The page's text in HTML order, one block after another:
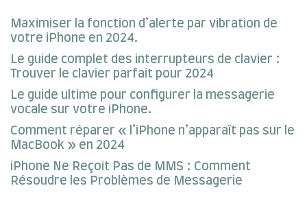
Maximiser la fonction d’alerte par vibration de
votre iPhone en 2024.
Le guide complet des interrupteurs de clavier :
Trouver le clavier parfait pour 2024
Le guide ultime pour configurer la messagerie
vocale sur votre iPhone.
Comment réparer « l’iPhone n’apparaît pas sur le
MacBook » en 2024
iPhone Ne Reçoit Pas de MMS : Comment
Résoudre les Problèmes de Messagerie